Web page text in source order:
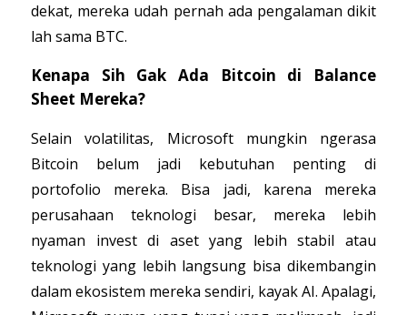
dekat, mereka udah pernah ada pengalaman dikit
lah sama BTC.
Kenapa Sih Gak Ada Bitcoin di Balance
Sheet Mereka?
Selain volatilitas, Microsoft mungkin ngerasa
Bitcoin belum jadi kebutuhan penting di
portofolio mereka. Bisa jadi, karena mereka
perusahaan teknologi besar, mereka lebih
nyaman invest di aset yang lebih stabil atau
teknologi yang lebih langsung bisa dikembangin
dalam ekosistem mereka sendiri, kayak AI. Apalagi,